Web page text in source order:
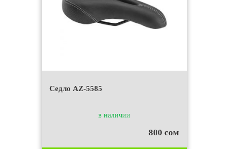
Седло AZ-5585
в наличии
800 сом